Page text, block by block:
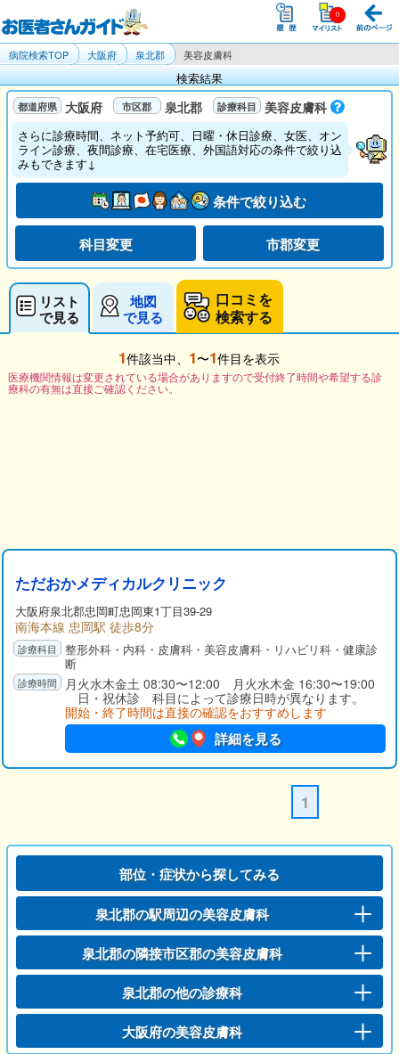
病院検索TOP 大阪府 泉北郡 美容皮膚科
検索結果
大阪府 泉北郡 美容皮膚科
さらに診療時間、ネット予約可、日曜・休日診療、女医、オン
ライン診療、夜間診療、在宅医療、外国語対応の条件で絞り込
みもできます↓
条件で絞り込む
科目変更 市郡変更
リスト
で見る
地図
で見る
口コミを
検索する
1件該当中、 1〜1件目を表示
医療機関情報は変更されている場合がありますので受付終了時間や希望する診
療科の有無は直接ご確認ください。
ただおかメディカルクリニック
大阪府泉北郡忠岡町忠岡東1丁目39-29
南海本線 忠岡駅 徒歩8分
整形外科・内科・皮膚科・美容皮膚科・リハビリ科・健康診
断
月火水木金土 08:30〜12:00 月火水木金 16:30〜19:00
日・祝休診 科目によって診療日時が異なります。
開始・終了時間は直接の確認をおすすめします
詳細を見る
1
部位・症状から探してみる
泉北郡の駅周辺の美容皮膚科
泉北郡の隣接市区郡の美容皮膚科
泉北郡の他の診療科
大阪府の美容皮膚科